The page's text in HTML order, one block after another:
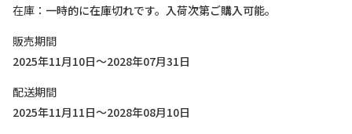
在庫
一時的に在庫切れです。入荷次第ご購入可能。
販売期間
2025年11月10日～2028年07月31日
配送期間
2025年11月11日～2028年08月10日